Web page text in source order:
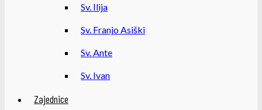
Sv. Ilija
Sv. Franjo Asiški
Sv. Ante
Sv. Ivan
Zajednice